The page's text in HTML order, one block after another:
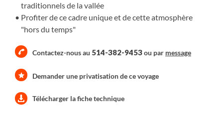
traditionnels de la vallée
Profiter de ce cadre unique et de cette atmosphère
"hors du temps"
Contactez-nous au 514-382-9453ou par message
Demander une privatisation de ce voyage
Télécharger la fiche technique